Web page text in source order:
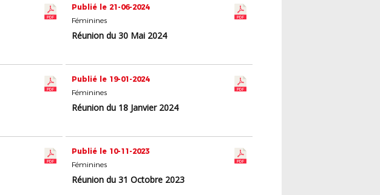
Publié le 21-06-2024
Féminines
Réunion du 30 Mai 2024
Publié le 19-01-2024
Féminines
Réunion du 18 Janvier 2024
Publié le 10-11-2023
Féminines
Réunion du 31 Octobre 2023